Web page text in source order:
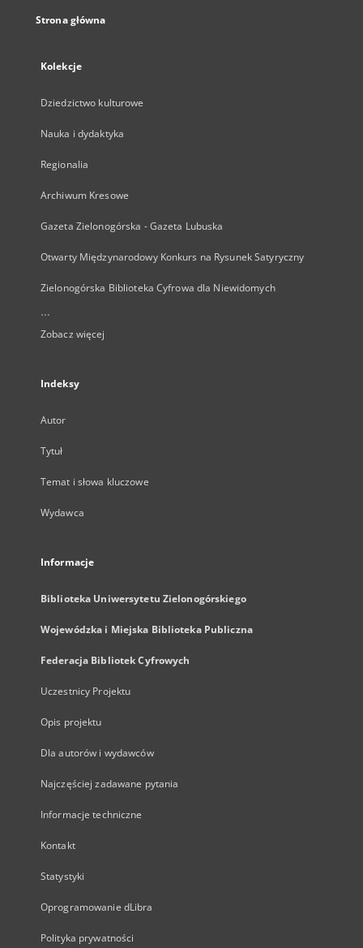
Strona główna
Kolekcje
Dziedzictwo kulturowe
Nauka i dydaktyka
Regionalia
Archiwum Kresowe
Gazeta Zielonogórska - Gazeta Lubuska
Otwarty Międzynarodowy Konkurs na Rysunek Satyryczny
Zielonogórska Biblioteka Cyfrowa dla Niewidomych
...
Zobacz więcej
Indeksy
Autor
Tytuł
Temat i słowa kluczowe
Wydawca
Informacje
Biblioteka Uniwersytetu Zielonogórskiego
Wojewódzka i Miejska Biblioteka Publiczna
Federacja Bibliotek Cyfrowych
Uczestnicy Projektu
Opis projektu
Dla autorów i wydawców
Najczęściej zadawane pytania
Informacje techniczne
Kontakt
Statystyki
Oprogramowanie dLibra
Polityka prywatności